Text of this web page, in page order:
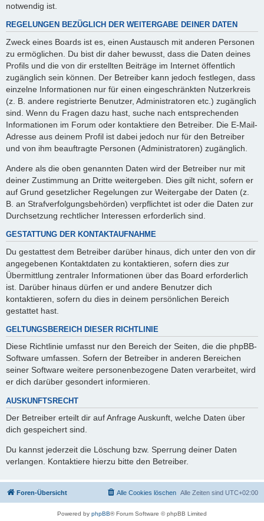
notwendig ist.
REGELUNGEN BEZÜGLICH DER WEITERGABE DEINER DATEN
Zweck eines Boards ist es, einen Austausch mit anderen Personen
zu ermöglichen. Du bist dir daher bewusst, dass die Daten deines
Profils und die von dir erstellten Beiträge im Internet öffentlich
zugänglich sein können. Der Betreiber kann jedoch festlegen, dass
einzelne Informationen nur für einen eingeschränkten Nutzerkreis
(z. B. andere registrierte Benutzer, Administratoren etc.) zugänglich
sind. Wenn du Fragen dazu hast, suche nach entsprechenden
Informationen im Forum oder kontaktiere den Betreiber. Die E-Mail-
Adresse aus deinem Profil ist dabei jedoch nur für den Betreiber
und von ihm beauftragte Personen (Administratoren) zugänglich.
Andere als die oben genannten Daten wird der Betreiber nur mit
deiner Zustimmung an Dritte weitergeben. Dies gilt nicht, sofern er
auf Grund gesetzlicher Regelungen zur Weitergabe der Daten (z.
B. an Strafverfolgungsbehörden) verpflichtet ist oder die Daten zur
Durchsetzung rechtlicher Interessen erforderlich sind.
GESTATTUNG DER KONTAKTAUFNAHME
Du gestattest dem Betreiber darüber hinaus, dich unter den von dir
angegebenen Kontaktdaten zu kontaktieren, sofern dies zur
Übermittlung zentraler Informationen über das Board erforderlich
ist. Darüber hinaus dürfen er und andere Benutzer dich
kontaktieren, sofern du dies in deinem persönlichen Bereich
gestattet hast.
GELTUNGSBEREICH DIESER RICHTLINIE
Diese Richtlinie umfasst nur den Bereich der Seiten, die die phpBB-
Software umfassen. Sofern der Betreiber in anderen Bereichen
seiner Software weitere personenbezogene Daten verarbeitet, wird
er dich darüber gesondert informieren.
AUSKUNFTSRECHT
Der Betreiber erteilt dir auf Anfrage Auskunft, welche Daten über
dich gespeichert sind.
Du kannst jederzeit die Löschung bzw. Sperrung deiner Daten
verlangen. Kontaktiere hierzu bitte den Betreiber.
Foren-Übersicht Alle Zeiten sind UTC+02:00
Alle Cookies löschen
Powered by phpBB® Forum Software © phpBB Limited